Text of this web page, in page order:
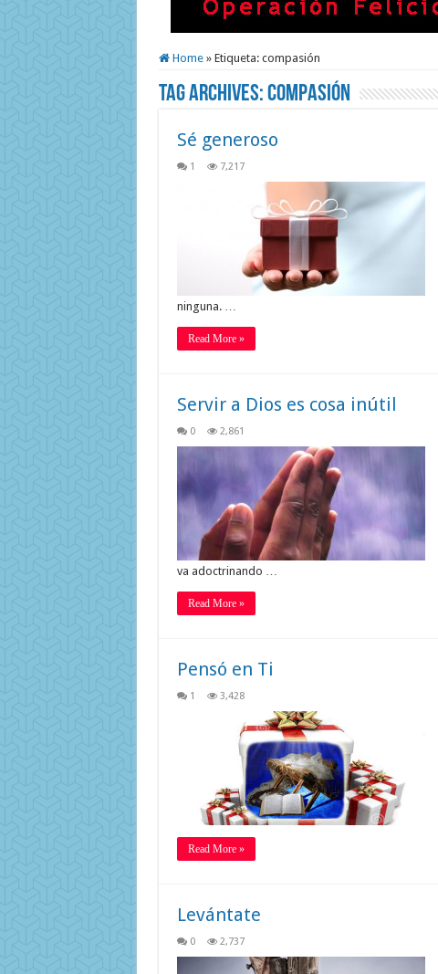
Home » Etiqueta: compasión
Tag Archives:compasión
Sé generoso
1 7,217
ninguna. …
Read More »
Servir a Dios es cosa inútil
0 2,861
va adoctrinando …
Read More »
Pensó en Ti
1 3,428
Read More »
Levántate
0 2,737